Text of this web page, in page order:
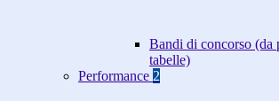
Bandi di concorso (da
tabelle)
Performance 2